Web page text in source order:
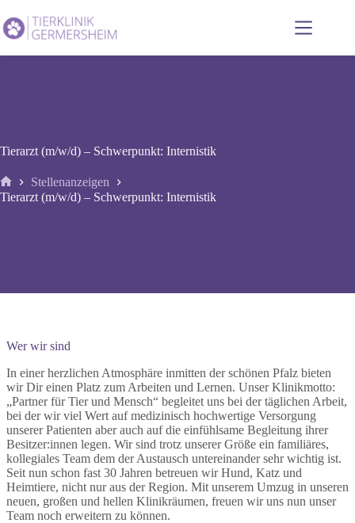
Inhalt
springen
Tierarzt (m/w/d) – Schwerpunkt: Internistik
Start
Stellenanzeigen
Tierarzt (m/w/d) – Schwerpunkt: Internistik
Wer wir sind
In einer herzlichen Atmosphäre inmitten der schönen Pfalz bieten
wir Dir einen Platz zum Arbeiten und Lernen. Unser Klinikmotto:
„Partner für Tier und Mensch“ begleitet uns bei der täglichen Arbeit,
bei der wir viel Wert auf medizinisch hochwertige Versorgung
unserer Patienten aber auch auf die einfühlsame Begleitung ihrer
Besitzer:innen legen. Wir sind trotz unserer Größe ein familiäres,
kollegiales Team dem der Austausch untereinander sehr wichtig ist.
Seit nun schon fast 30 Jahren betreuen wir Hund, Katz und
Heimtiere, nicht nur aus der Region. Mit unserem Umzug in unseren
neuen, großen und hellen Klinikräumen, freuen wir uns nun unser
Team noch erweitern zu können.